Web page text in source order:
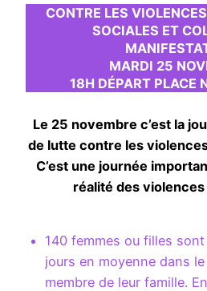
CONTRE LES
SOCIALES ET
MARDI 25
18H DÉPART PLACE
Le 25 novembre c’est la
de lutte contre les
C’est une journée
réalité des
140 femmes ou filles
jours en moyenne dans
membre de leur famille.